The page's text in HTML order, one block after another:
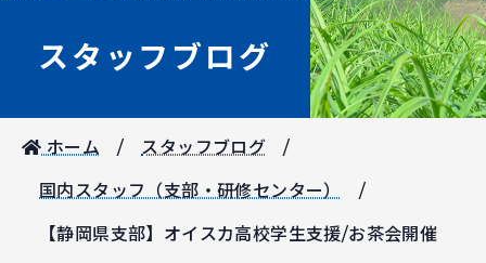
スタッフブログ
ホーム スタッフブログ
国内スタッフ（支部・研修センター）
【静岡県支部】オイスカ高校学生支援/お茶会開催